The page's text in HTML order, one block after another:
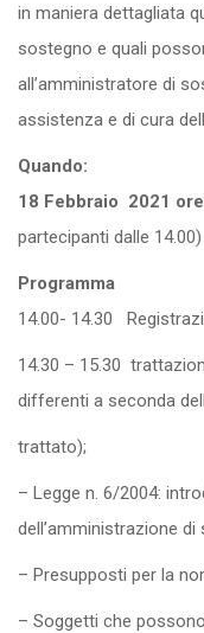
in maniera dettagliata
sostegno e quali
all’amministratore di
assistenza e di cura
Quando:
18 Febbraio 2021
partecipanti dalle 14.00)
Programma
14.00- 14.30
14.30 – 15.30
differenti a seconda
trattato);
– Legge n. 6/2004:
dell’amministrazione
– Presupposti per la
– Soggetti che